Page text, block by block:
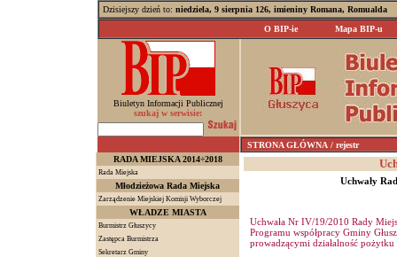
Dzisiejszy dzień to: niedziela, 9 sierpnia 126, imieniny Romana, Romualda
O BIP-ie
Mapa BIP-u
Biuletyn Informacji Publicznej
szukaj w serwisie:
STRONA GŁÓWNA / rejestr
RADA MIEJSKA 2014÷2018
Rada Miejska
Młodzieżowa Rada Miejska
Zarządzenie Miejskiej Komisji Wyborczej
WŁADZE MIASTA
Burmistrz Głuszycy
Zastępca Burmistrza
Sekretarz Gminy
Uchwały
Uchwała Nr IV/19/2010 Rady
Programu współpracy Gminy
prowadzącymi działalność